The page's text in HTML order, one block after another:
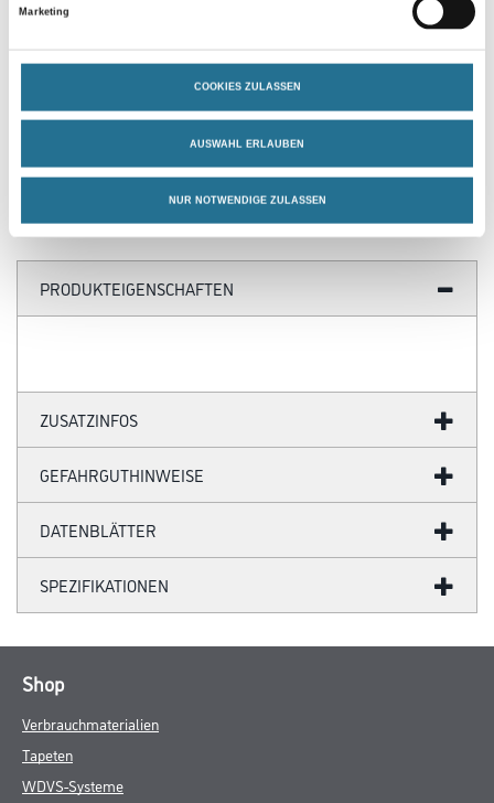
Marketing
COOKIES ZULASSEN
AUSWAHL ERLAUBEN
NUR NOTWENDIGE ZULASSEN
PRODUKTEIGENSCHAFTEN
ZUSATZINFOS
GEFAHRGUTHINWEISE
DATENBLÄTTER
SPEZIFIKATIONEN
Shop
Verbrauchmaterialien
Tapeten
WDVS-Systeme